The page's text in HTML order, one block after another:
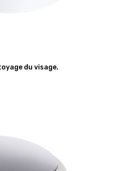
du visage.